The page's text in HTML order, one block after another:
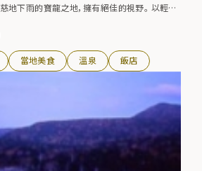
地下雨的寶龍之地，擁有絕佳的視野。 以輕鬆
您旅行的浪漫。 寬敞的溫泉也很宜人，您可以
的廢墟中漫步后放鬆身心並治癒疲勞。 賞紅
月上旬
當地美食 溫泉 飯店